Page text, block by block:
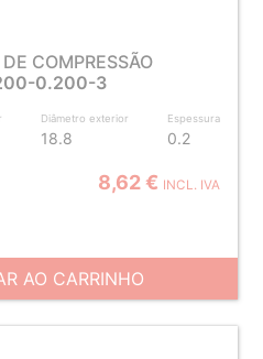
COMPRESSÃO
0.200-3
Diâmetro exterior
18.8
Espessura
0.2
8,62 € INCL. IVA
AO CARRINHO